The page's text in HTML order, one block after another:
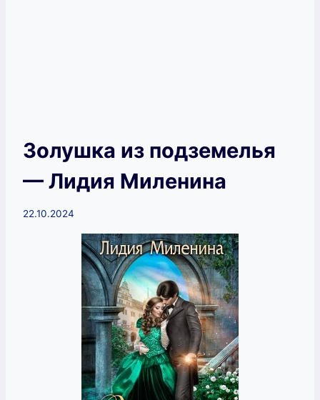
Золушка из подземелья
— Лидия Миленина
22.10.2024